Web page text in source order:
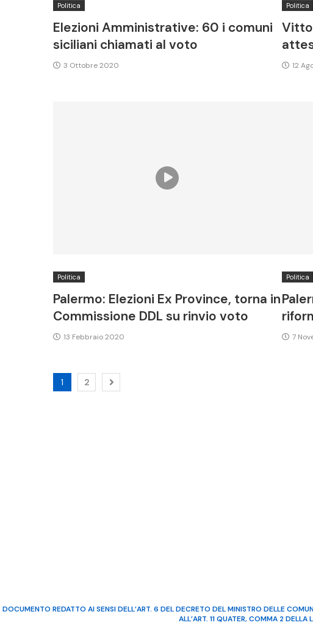
Politica
Elezioni Amministrative: 60 i comuni
siciliani chiamati al voto
3 Ottobre 2020
Politica
12
Politica
Palermo: Elezioni Ex Province, torna in
Commissione DDL su rinvio voto
13 Febbraio 2020
Politica
7
1 2
DOCUMENTO REDATTO AI SENSI DELL’ART. 6 DEL DECRETO DEL MINISTRO DELLE
ALL’ART. 11 QUATER, COMMA 2